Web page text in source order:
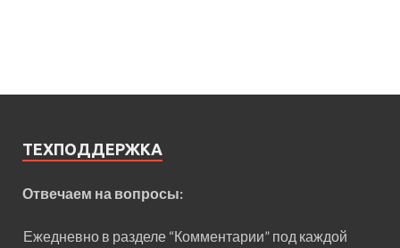
ТЕХПОДДЕРЖКА
Отвечаем на вопросы:
Ежедневно в разделе “Комментарии” под каждой